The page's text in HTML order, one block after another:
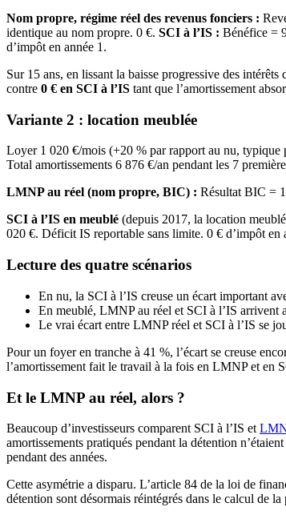
Nom propre, régime réel des revenus fonciers :
identique au nom propre. 0 €. SCI à l’IS : Bénéfice =
d’impôt en année 1.
Sur 15 ans, en lissant la baisse progressive des
contre 0 € en SCI à l’IS tant que l’amortissement
Variante 2 : location meublée
Loyer 1 020 €/mois (+20 % par rapport au nu, typique
Total amortissements 6 876 €/an pendant les 7
LMNP au réel (nom propre, BIC) : Résultat BIC =
SCI à l’IS en meublé (depuis 2017, la location
020 €. Déficit IS reportable sans limite. 0 € d’impôt en
Lecture des quatre scénarios
En nu, la SCI à l’IS creuse un écart important
En meublé, LMNP au réel et SCI à l’IS arrivent
Le vrai écart entre LMNP réel et SCI à l’IS se
Pour un foyer en tranche à 41 %, l’écart se creuse
l’amortissement fait le travail à la fois en LMNP et en
Et le LMNP au réel, alors ?
Beaucoup d’investisseurs comparent SCI à l’IS et
amortissements pratiqués pendant la détention
pendant des années.
Cette asymétrie a disparu. L’article 84 de la loi de
détention sont désormais réintégrés dans le calcul de